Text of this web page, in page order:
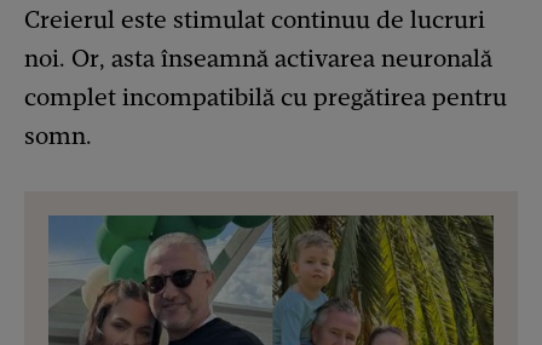
Creierul este stimulat continuu de lucruri
noi. Or, asta înseamnă activarea neuronală
complet incompatibilă cu pregătirea pentru
somn.